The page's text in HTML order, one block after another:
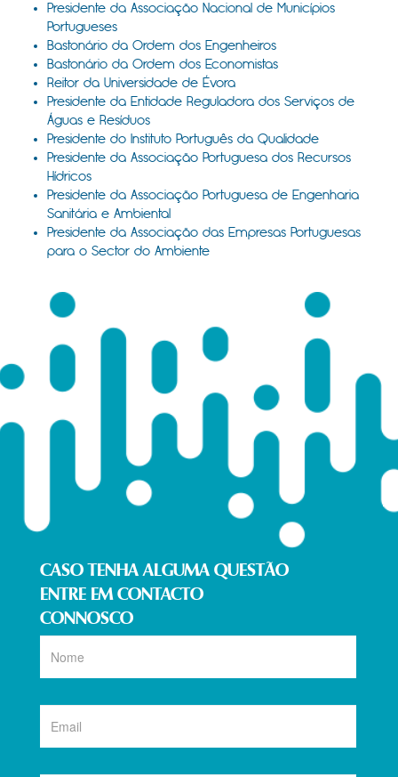
Presidente da Associação Nacional de Municípios
Portugueses
Bastonário da Ordem dos Engenheiros
Bastonário da Ordem dos Economistas
Reitor da Universidade de Évora
Presidente da Entidade Reguladora dos Serviços de
Águas e Resíduos
Presidente do Instituto Português da Qualidade
Presidente da Associação Portuguesa dos Recursos
Hídricos
Presidente da Associação Portuguesa de Engenharia
Sanitária e Ambiental
Presidente da Associação das Empresas Portuguesas
para o Sector do Ambiente
CASO TENHA ALGUMA QUESTÃO
ENTRE EM CONTACTO
CONNOSCO